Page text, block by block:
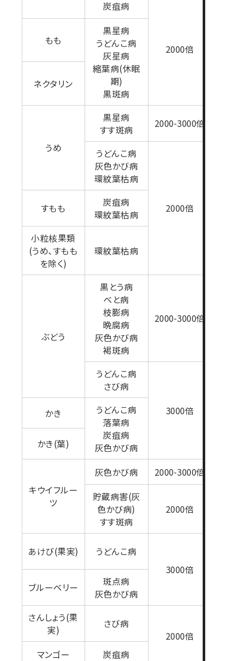
炭疽病
2000倍
もも
黒星病
うどんこ病
灰星病
縮葉病(休眠
期)
黒斑病
ネクタリン
うめ
黒星病
すす斑病
2000-3000倍
うどんこ病
灰色かび病
環紋葉枯病
2000倍
すもも
炭疽病
環紋葉枯病
小粒核果類
(うめ、すもも
を除く)
環紋葉枯病
ぶどう
黒とう病
べと病
枝膨病
晩腐病
灰色かび病
褐斑病
2000-3000倍
うどんこ病
さび病
3000倍
かき
うどんこ病
落葉病
炭疽病
灰色かび病
かき(葉)
キウイフルー
ツ
灰色かび病
2000-3000倍
貯蔵病害(灰
色かび病)
すす斑病
2000倍
あけび(果実)
うどんこ病
3000倍
ブルーベリー
斑点病
灰色かび病
さんしょう(果
実)
さび病
2000倍
マンゴー
炭疽病